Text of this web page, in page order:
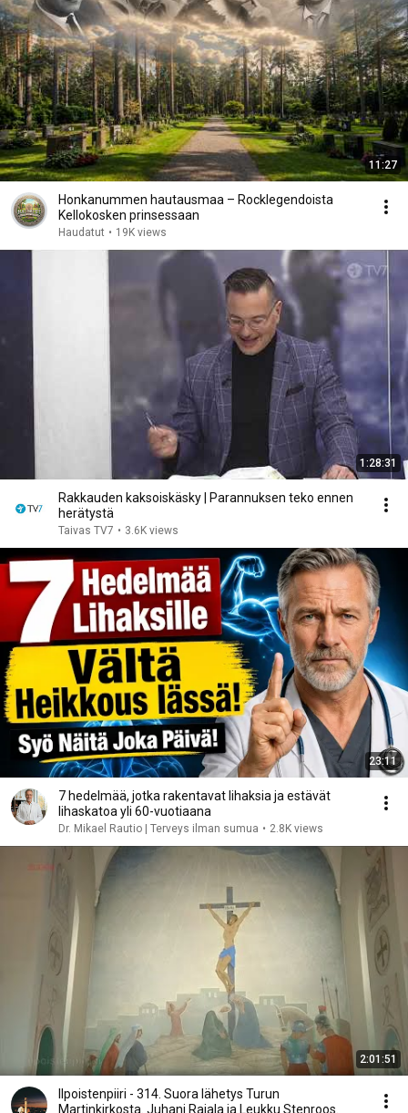
11:27
Honkanummen hautausmaa – Rocklegendoista
Kellokosken prinsessaan
Haudatut • 19K views
1:28:31
Rakkauden kaksoiskäsky | Parannuksen teko ennen
herätystä
Taivas TV7 • 3.6K views
23:11
7 hedelmää, jotka rakentavat lihaksia ja estävät
lihaskatoa yli 60-vuotiaana
Dr. Mikael Rautio | Terveys ilman sumua • 2.8K views
2:01:51
Ilpoistenpiiri - 314. Suora lähetys Turun
Martinkirkosta. Juhani Rajala ja Leukku Stenroos.